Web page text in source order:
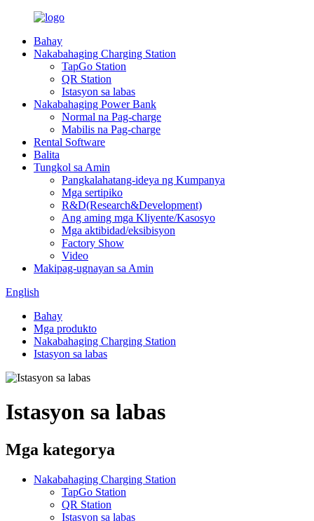
Bahay
Nakabahaging Charging Station
TapGo Station
QR Station
Istasyon sa labas
Nakabahaging Power Bank
Normal na Pag-charge
Mabilis na Pag-charge
Rental Software
Balita
Tungkol sa Amin
Pangkalahatang-ideya ng Kumpanya
Mga sertipiko
R&D(Research&Development)
Ang aming mga Kliyente/Kasosyo
Mga aktibidad/eksibisyon
Factory Show
Video
Makipag-ugnayan sa Amin
English
Bahay
Mga produkto
Nakabahaging Charging Station
Istasyon sa labas
Istasyon sa labas
Mga kategorya
Nakabahaging Charging Station
TapGo Station
QR Station
Istasyon sa labas